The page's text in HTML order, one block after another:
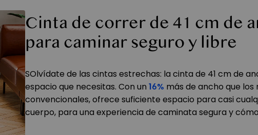
Cinta de correr de 41 cm de
para caminar seguro y libre
SOlvídate de las cintas estrechas: la cinta de 41 cm de
espacio que necesitas. Con un 16% más de ancho que los
convencionales, ofrece suficiente espacio para casi
cuerpo, para una experiencia de caminata segura y